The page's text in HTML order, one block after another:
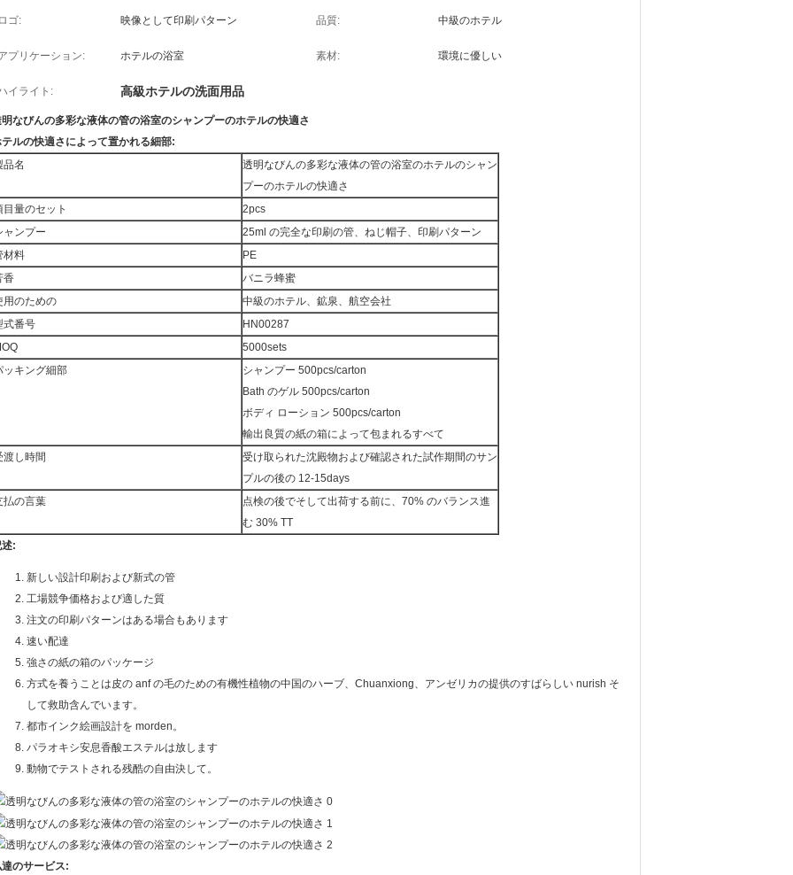
ゴ: 映像として印刷パターン 品質: 中級のホテル
プリケーション: ホテルの浴室 素材: 環境に優しい
イライト: 高級ホテルの洗面用品
なびんの多彩な液体の管の浴室のシャンプーのホテルの快適さ
ルの快適さによって置かれる細部:
品名
透明なびんの多彩な液体の管の浴室のホテルのシャン
プーのホテルの快適さ
目量のセット
2pcs
ャンプー
25ml の完全な印刷の管、ねじ帽子、印刷パターン
材料
PE
香
バニラ蜂蜜
用のための
中級のホテル、鉱泉、航空会社
式番号
HN00287
5000sets
ッキング細部
シャンプー 500pcs/carton
Bath のゲル 500pcs/carton
ボディ ローション 500pcs/carton
輸出良質の紙の箱によって包まれるすべて
渡し時間
受け取られた沈殿物および確認された試作期間のサン
プルの後の 12-15days
払の言葉
点検の後でそして出荷する前に、70% のバランス進
む 30% TT
:
新しい設計印刷および新式の管
工場競争価格および適した質
注文の印刷パターンはある場合もあります
速い配達
強さの紙の箱のパッケージ
方式を養うことは皮の anf の毛のための有機性植物の中国のハーブ、Chuanxiong、アンゼリカの提供のすばらしい nurish そ
して救助含んでいます。
都市インク絵画設計を morden。
パラオキシ安息香酸エステルは放します
動物でテストされる残酷の自由決して。
のサービス: